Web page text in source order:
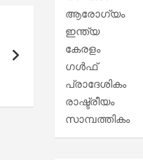
ആരോഗ്യം
ഇന്ത്യ
കേരളം
ഗൾഫ്
പ്രാദേശികം
രാഷ്ട്രീയം
സാമ്പത്തികം